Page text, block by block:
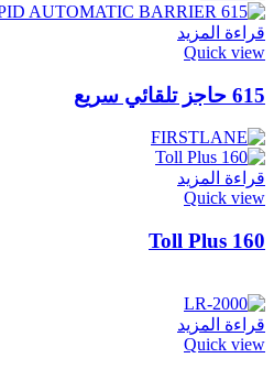
قراءة المزيد
Quick view
615 حاجز تلقائي سريع
قراءة المزيد
Quick view
Toll Plus 160
قراءة المزيد
Quick view